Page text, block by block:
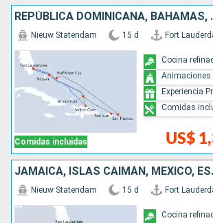
REPÚBLICA
Comidas incluidas
Nieuw Statendam 15 d Fort
US$
Cocina
Animaciones
Experiencia
Comidas
JAMAICA,
Nieuw Statendam 15 d Fort
Cocina